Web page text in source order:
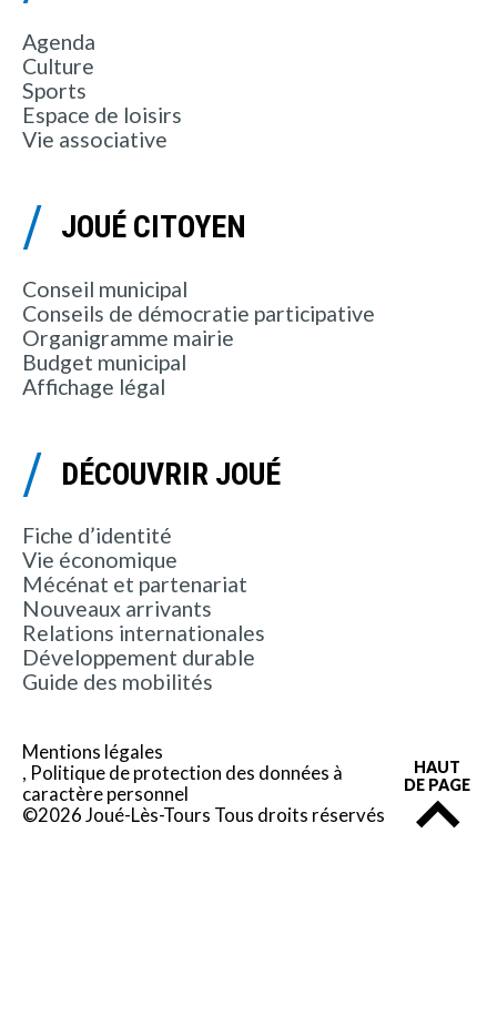
Agenda
Culture
Sports
Espace de loisirs
Vie associative
JOUÉ CITOYEN
Conseil municipal
Conseils de démocratie participative
Organigramme mairie
Budget municipal
Affichage légal
DÉCOUVRIR JOUÉ
Fiche d’identité
Vie économique
Mécénat et partenariat
Nouveaux arrivants
Relations internationales
Développement durable
Guide des mobilités
Mentions légales
Politique de protection des données à
caractère personnel
©2026 Joué-Lès-Tours Tous droits réservés
HAUT
DE PAGE